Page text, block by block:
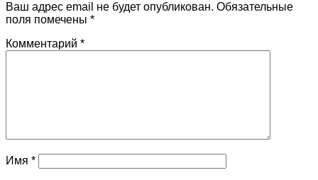
Ваш адрес email не будет опубликован. Обязательные
поля помечены *
Комментарий *
Имя *